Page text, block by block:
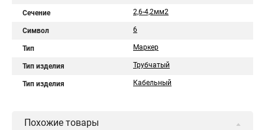
Сечение 2,6-4,2мм2
Символ 6
Тип Маркер
Тип изделия Трубчатый
Тип изделия Кабельный
Похожие товары